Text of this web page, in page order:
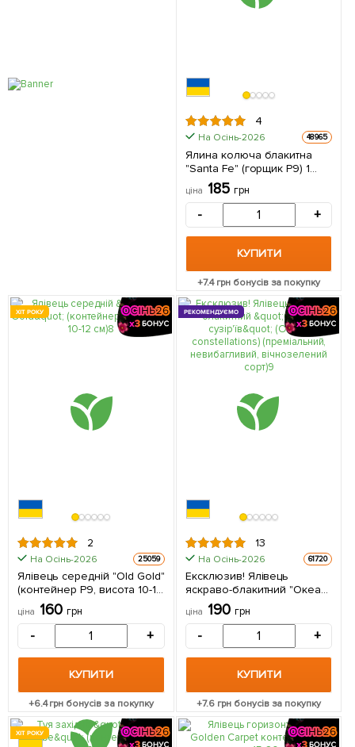
4
На Осінь-2026 48965
Ялина колюча блакитна
"Santa Fe" (горщик P9) 1
саджанець в упаковці
ціна 185 грн
- +
КУПИТИ
+7.4грн бонусів за покупку
ХІТ РОКУ
2
На Осінь-2026 25059
Ялівець середній "Old Gold"
(контейнер Р9, висота 10-12
см) 1 саджанець в упаковці
ціна 160 грн
- +
КУПИТИ
+6.4грн бонусів за покупку
РЕКОМЕНДУЄМО
13
На Осінь-2026 61720
Ексклюзив! Ялівець
яскраво-блакитний "Океан
сузір'їв" (Ocean
constellations)
(преміальний,
невибагливий,
вічнозелений сорт) 1
саджанець в упаковці
ціна 190 грн
- +
КУПИТИ
+7.6грн бонусів за покупку
ХІТ РОКУ